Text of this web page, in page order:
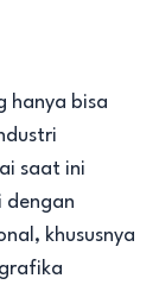
hanya bisa
saat ini
dengan
khususnya